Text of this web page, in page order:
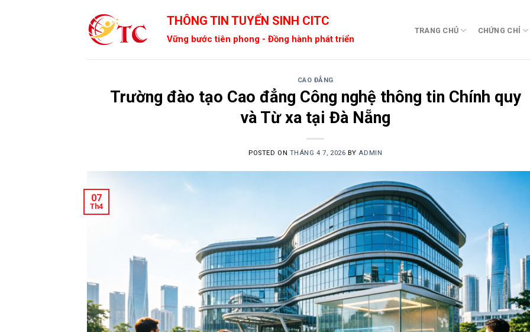
THÔNG TIN TUYỂN SINH CITC
Vững bước tiên phong - Đồng hành phát triển
TRANG CHỦ CHỨNG CHỈ
CAO ĐẲNG
Trường đào tạo Cao đẳng Công nghệ thông tin Chính quy
và Từ xa tại Đà Nẵng
POSTED ON THÁNG 4 7, 2026 BY ADMIN
07
Th4